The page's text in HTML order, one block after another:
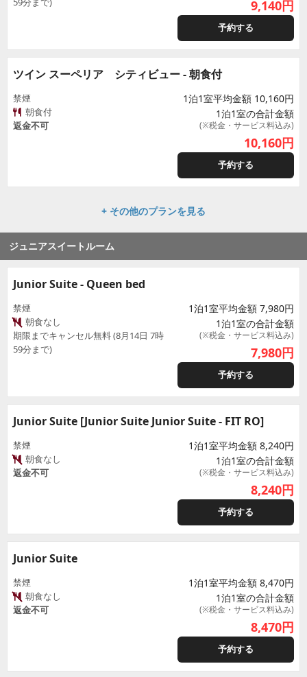
9,140円
予約する
ツイン スーペリア シティビュー - 朝食付
禁煙
朝食付
返金不可
1泊1室平均金額 10,160円
1泊1室の合計金額
(※税金・サービス料込み)
10,160円
予約する
+ その他のプランを見る
ジュニアスイートルーム
Junior Suite - Queen bed
禁煙
朝食なし
期限までキャンセル無料 (8月14日 7時
59分まで)
1泊1室平均金額 7,980円
1泊1室の合計金額
(※税金・サービス料込み)
7,980円
予約する
Junior Suite [Junior Suite Junior Suite - FIT RO]
禁煙
朝食なし
返金不可
1泊1室平均金額 8,240円
1泊1室の合計金額
(※税金・サービス料込み)
8,240円
予約する
Junior Suite
禁煙
朝食なし
返金不可
1泊1室平均金額 8,470円
1泊1室の合計金額
(※税金・サービス料込み)
8,470円
予約する